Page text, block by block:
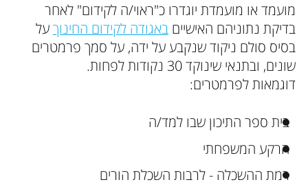
מועמד או מועמדת יוגדרו כ"ראוי/ה לקידום" לאחר
בדיקת נתוניהם האישייםבאגודה לקידום החינוךעל
בסיס סולם ניקוד שנקבע על ידה, על סמך פרמטרים
שונים, ובתנאי שינוקד 30 נקודות לפחות.
דוגמאות לפרמטרים:
בית ספר התיכון שבו למד/ה
הרקע המשפחתי
רמת ההשכלה - לרבות השכלת הורים